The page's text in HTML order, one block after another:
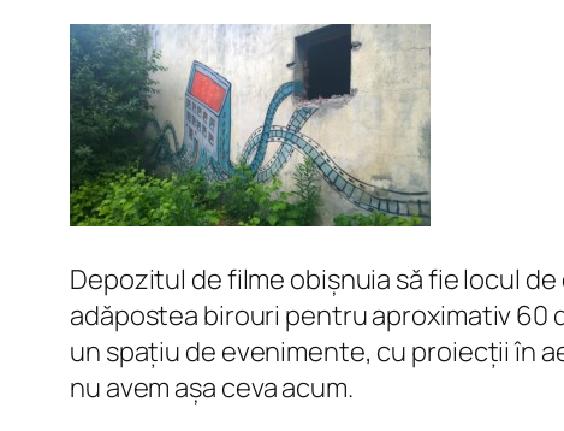
Depozitul de filme obișnuia să fie locul
adăpostea birouri pentru aproximativ 60
un spațiu de evenimente, cu proiecții în
nu avem așa ceva acum.